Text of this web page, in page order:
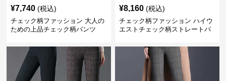
¥7,740 (税込)
チェック柄ファッション 大人の
ための上品チェック柄パンツ
¥8,160 (税込)
チェック柄ファッション ハイウ
エストチェック柄ストレートパ